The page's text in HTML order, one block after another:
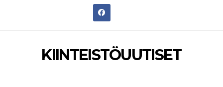
KIINTEISTÖUUTISET